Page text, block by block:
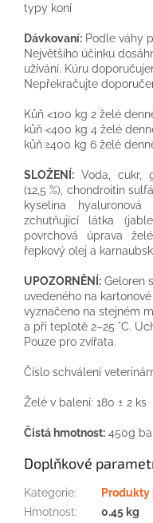
typy koní
Dávkovaní: Podle váhy
Největšího účinku
užívání. Kúru
Nepřekračujte
Kůň <100 kg 2 želé
kůň <400 kg 4 želé
kůň ≥400 kg 6 želé
SLOŽENÍ: Voda, cukr,
(12,5 %), chondroitin
kyselina
zchutňující látka
povrchová úprava
řepkový olej a
UPOZORNĚNÍ: Geloren
uvedeného na
vyznačeno na stejném
a při teplotě 2–25 °C.
Pouze pro zvířata.
Číslo schválení
Želé v balení: 180 ± 2 ks
Čistá hmotnost: 450g
Doplňkové
Kategorie:
Produkty
Hmotnost:
0.45 kg